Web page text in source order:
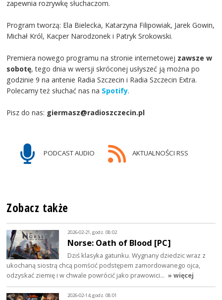
zapewnia rozrywkę słuchaczom.
Program tworzą: Ela Bielecka, Katarzyna Filipowiak, Jarek Gowin,
Michał Król, Kacper Narodzonek i Patryk Srokowski.
Premiera nowego programu na stronie internetowej zawsze w
sobotę, tego dnia w wersji skróconej usłyszeć ją można po
godzinie 9 na antenie Radia Szczecin i Radia Szczecin Extra.
Polecamy też słuchać nas na Spotify.
Pisz do nas: giermasz@radioszczecin.pl
PODCAST AUDIO AKTUALNOŚCI RSS
Zobacz także
2026-02-21, godz. 08:02
Norse: Oath of Blood [PC]
Dziś klasyka gatunku. Wygnany dziedzic wraz z
ukochaną siostrą chcą pomścić podstępem zamordowanego ojca,
odzyskać ziemię i w chwale powrócić jako prawowici… » więcej
2026-02-14, godz. 08:01